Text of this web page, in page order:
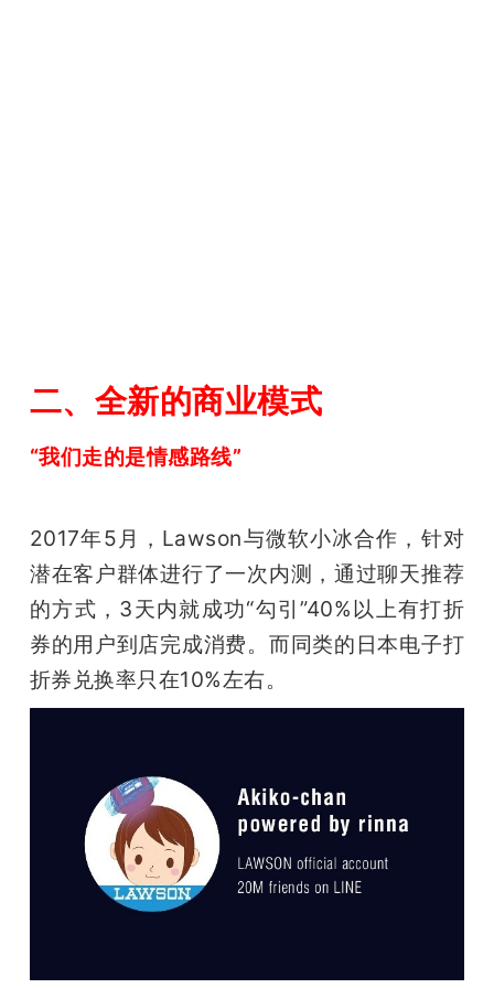
二、全新的商业模式
“我们走的是情感路线”
2017年5月，Lawson与微软小冰合作，针对
潜在客户群体进行了一次内测，通过聊天推荐
的方式，3天内就成功“勾引”40%以上有打折
券的用户到店完成消费。而同类的日本电子打
折券兑换率只在10%左右。